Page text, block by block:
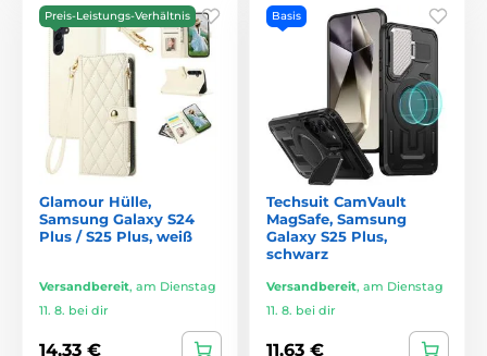
Preis-Leistungs-Verhältnis
Glamour Hülle,
Samsung Galaxy S24
Plus / S25 Plus, weiß
Versandbereit, am Dienstag
11. 8. bei dir
14,33 €
Basis
Techsuit CamVault
MagSafe, Samsung
Galaxy S25 Plus,
schwarz
Versandbereit, am Dienstag
11. 8. bei dir
11,63 €